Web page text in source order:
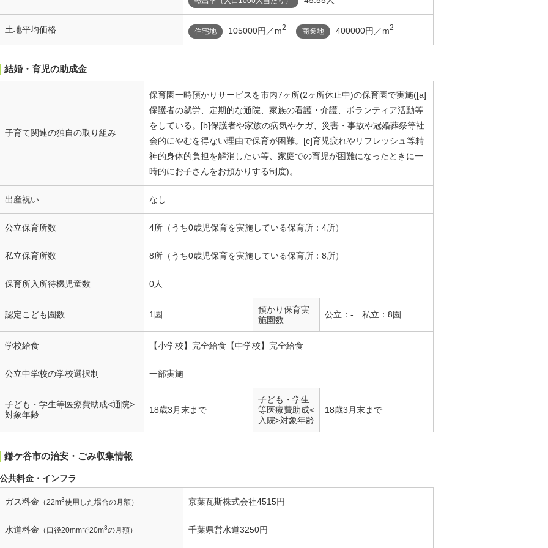
土地平均価格 住宅地 105000円／m2 商業地 400000円／m2
結婚・育児の助成金
子育て関連の独自の取り組み
保育園一時預かりサービスを市内7ヶ所(2ヶ所休止中)の保育園で実施([a]
保護者の就労、定期的な通院、家族の看護・介護、ボランティア活動等
をしている。[b]保護者や家族の病気やケガ、災害・事故や冠婚葬祭等社
会的にやむを得ない理由で保育が困難。[c]育児疲れやリフレッシュ等精
神的身体的負担を解消したい等、家庭での育児が困難になったときに一
時的にお子さんをお預かりする制度)。
出産祝い なし
公立保育所数 4所（うち0歳児保育を実施している保育所：4所）
私立保育所数 8所（うち0歳児保育を実施している保育所：8所）
保育所入所待機児童数 0人
認定こども園数 1園
預かり保育実
施園数
公立：- 私立：8園
学校給食 【小学校】完全給食【中学校】完全給食
公立中学校の学校選択制 一部実施
子ども・学生等医療費助成<通院>
対象年齢
18歳3月末まで
子ども・学生
等医療費助成<
入院>対象年齢
18歳3月末まで
鎌ケ谷市の治安・ごみ収集情報
公共料金・インフラ
ガス料金 （22m3使用した場合の月額） 京葉瓦斯株式会社4515円
水道料金 （口径20mmで20m3の月額） 千葉県営水道3250円